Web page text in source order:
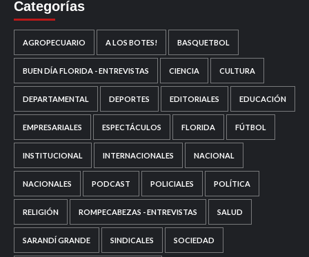
Categorías
AGROPECUARIO A LOS BOTES! BASQUETBOL
BUEN DÍA FLORIDA - ENTREVISTAS CIENCIA CULTURA
DEPARTAMENTAL DEPORTES EDITORIALES EDUCACIÓN
EMPRESARIALES ESPECTÁCULOS FLORIDA FÚTBOL
INSTITUCIONAL INTERNACIONALES NACIONAL
NACIONALES PODCAST POLICIALES POLÍTICA
RELIGIÓN ROMPECABEZAS - ENTREVISTAS SALUD
SARANDÍ GRANDE SINDICALES SOCIEDAD